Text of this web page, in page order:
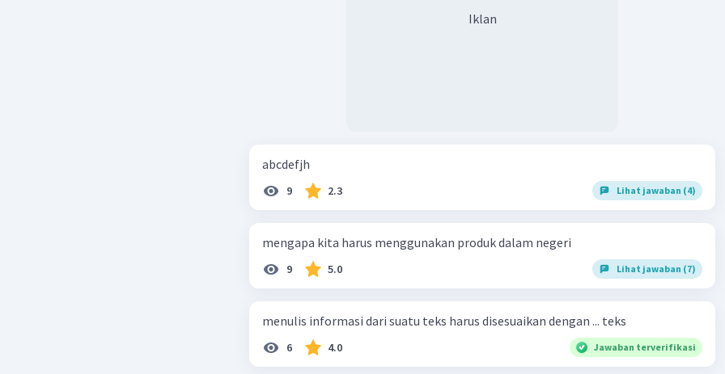
Iklan
abcdefjh
9 2.3 Lihat jawaban (4)
mengapa kita harus menggunakan produk dalam negeri
9 5.0 Lihat jawaban (7)
menulis informasi dari suatu teks harus disesuaikan dengan ... teks
6 4.0 Jawaban terverifikasi